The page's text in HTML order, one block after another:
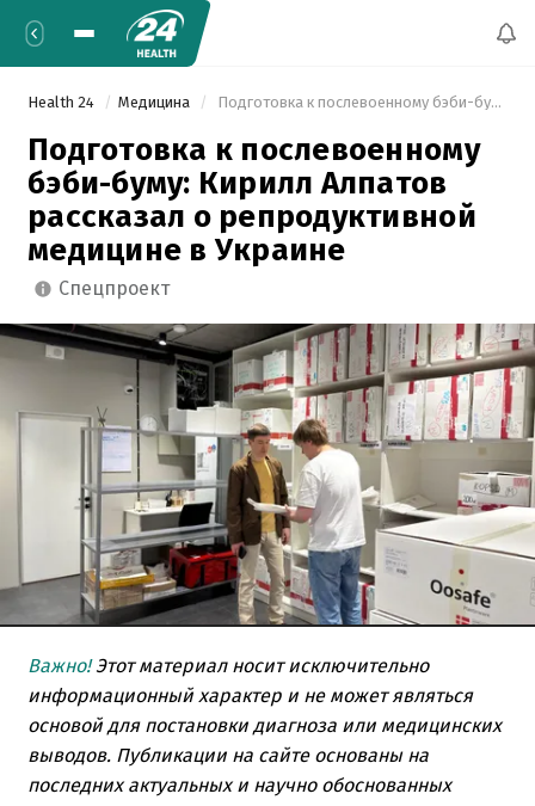
Health 24 Медицина Подготовка к послевоенному бэби-буму: Кирилл Алпатов рассказал о репродуктивной медицине в Украине
Подготовка к послевоенному
бэби-буму: Кирилл Алпатов
рассказал о репродуктивной
медицине в Украине
спецпроект
Важно!Этот материал носит исключительно
информационный характер и не может являться
основой для постановки диагноза или медицинских
выводов. Публикации на сайте основаны на
последних актуальных и научно обоснованных